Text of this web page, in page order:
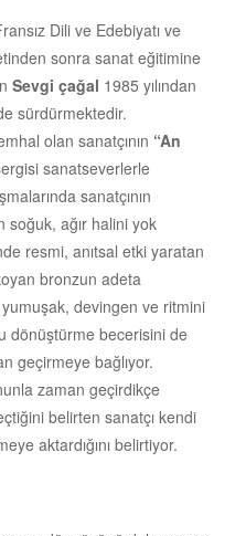
Dili ve Edebiyatı ve
sonra sanat eğitimine
Sevgi çağal 1985 yılından
sürdürmektedir.
olan sanatçının “An
sanatseverlerle
sanatçının
soğuk, ağır halini yok
resmi, anıtsal etki yaratan
bronzun adeta
devingen ve ritmini
dönüştürme becerisini de
geçirmeye bağlıyor.
zaman geçirdikçe
belirten sanatçı kendi
aktardığını belirtiyor.